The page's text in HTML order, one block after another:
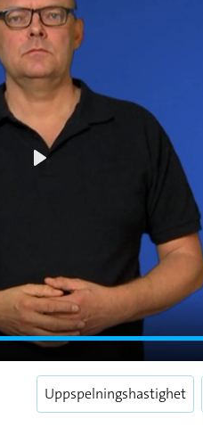
Uppspelningshastighet